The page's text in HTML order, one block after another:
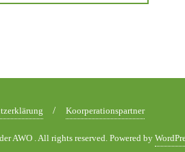
Koorperationspartner
AWO . All rights reserved.Powered by